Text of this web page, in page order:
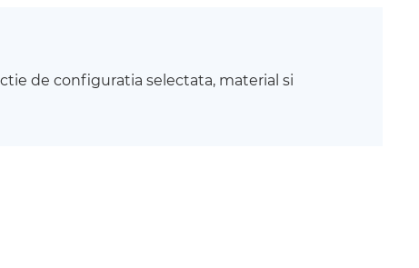
de configuratia selectata, material si